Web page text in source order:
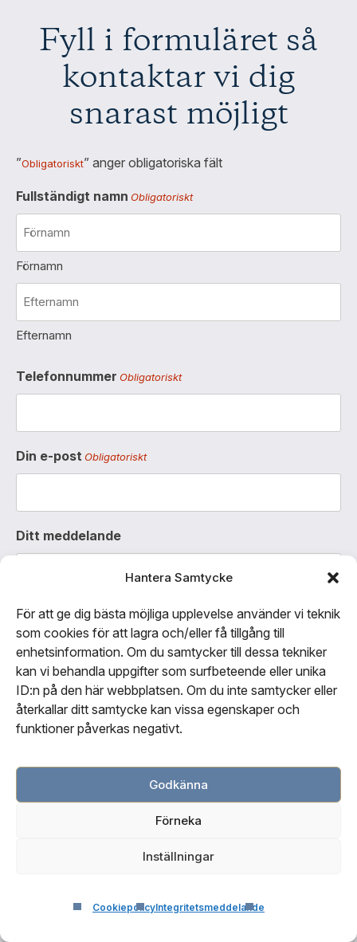
Hantera Samtycke
För att ge dig bästa möjliga upplevelse använder vi teknik
som cookies för att lagra och/eller få tillgång till
enhetsinformation. Om du samtycker till dessa tekniker
kan vi behandla uppgifter som surfbeteende eller unika
ID:n på den här webbplatsen. Om du inte samtycker eller
återkallar ditt samtycke kan vissa egenskaper och
funktioner påverkas negativt.
Godkänna
Förneka
Inställningar
CookiepolicyIntegritetsmeddelande
Fyll i formuläret så
kontaktar vi dig
snarast möjligt
”Obligatoriskt” anger obligatoriska fält
Fullständigt namn Obligatoriskt
Förnamn
Efternamn
Telefonnummer Obligatoriskt
Din e-post Obligatoriskt
Ditt meddelande
Stockholms beroendeklinik.
besvara din förfrågan och, vid behov, för att boka ett